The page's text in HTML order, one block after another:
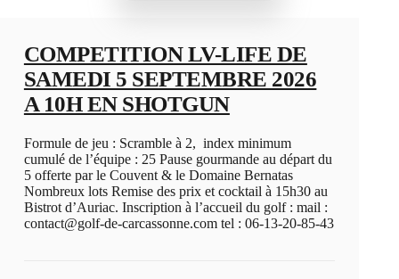
COMPETITION LV-LIFE DE
SAMEDI 5 SEPTEMBRE 2026
A 10H EN SHOTGUN
Formule de jeu : Scramble à 2, index minimum
cumulé de l’équipe : 25 Pause gourmande au départ du
5 offerte par le Couvent & le Domaine Bernatas
Nombreux lots Remise des prix et cocktail à 15h30 au
Bistrot d’Auriac. Inscription à l’accueil du golf : mail :
contact@golf-de-carcassonne.com tel : 06-13-20-85-43